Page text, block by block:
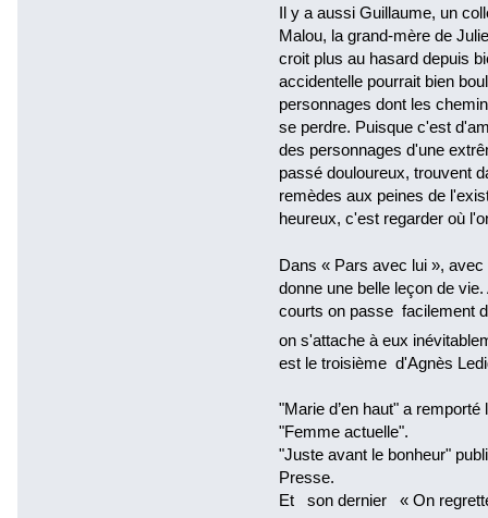
Il y a aussi Guillaume, un
Malou, la grand-mère de
croit plus au hasard depuis
accidentelle pourrait bien
personnages dont les
se perdre. Puisque c'est
des personnages d'une
passé douloureux, trouvent
remèdes aux peines de
heureux, c'est regarder où
Dans « Pars avec lui »,
donne une belle leçon de
courts on passe facilement
on s'attache à eux
est le troisième d'Agnès
"Marie d’en haut" a
"Femme actuelle".
"Juste avant le bonheur"
Presse.
Et son dernier « On